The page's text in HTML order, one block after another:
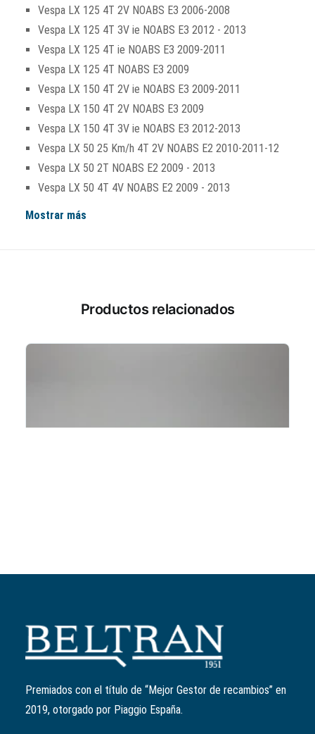
Vespa LX 125 4T 2V NOABS E3 2006-2008
Vespa LX 125 4T 3V ie NOABS E3 2012 - 2013
Vespa LX 125 4T ie NOABS E3 2009-2011
Vespa LX 125 4T NOABS E3 2009
Vespa LX 150 4T 2V ie NOABS E3 2009-2011
Vespa LX 150 4T 2V NOABS E3 2009
Vespa LX 150 4T 3V ie NOABS E3 2012-2013
Vespa LX 50 25 Km/h 4T 2V NOABS E2 2010-2011-12
Vespa LX 50 2T NOABS E2 2009 - 2013
Vespa LX 50 4T 4V NOABS E2 2009 - 2013
Mostrar más
Productos relacionados
Patín variador
843028
Premiados con el título de “Mejor Gestor de recambios” en
2019, otorgado por Piaggio España.